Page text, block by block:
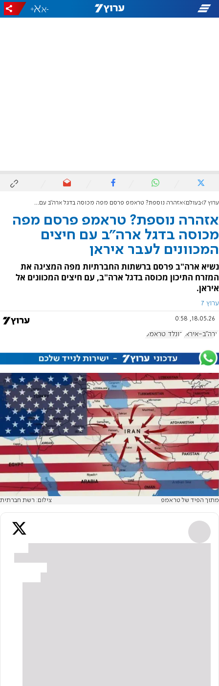
-
+
ערוץ 7 בעולם אזהרה נוספת? טראמפ פרסם מפה מכוסה בדגל ארה"ב עם חיצים המכוונים לעבר איראן
אזהרה נוספת? טראמפ פרסם מפה
מכוסה בדגל ארה"ב עם חיצים
המכוונים לעבר איראן
נשיא ארה"ב פרסם ברשתות החברתיות מפה המציגה את
המזרח התיכון מכוסה בדגל ארה"ב, עם חיצים המכוונים אל
איראן.
ערוץ 7
18.05.26, 0:58
ארה"ב-איראן דונלד טראמפ
מתוך הפיד של טראמפ צילום: רשת חברתית